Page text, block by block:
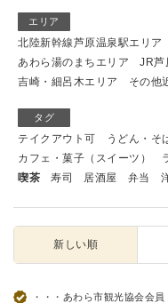
エリア
北陸新幹線芦原温泉駅エリア
あわら湯のまちエリア
JR芦
吉崎・細呂木エリア
その他
タグ
テイクアウト可 うどん・そ
カフェ・菓子（スイーツ）
喫茶
寿司 居酒屋 弁当
新しい順
・・・あわら市観光協会会員